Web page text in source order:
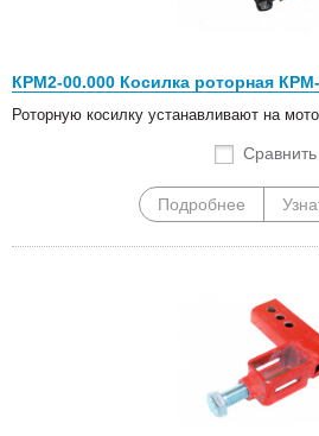
КРМ2-00.000 Косилка роторная
Роторную косилку устанавливают на
Сравнить
Подробнее